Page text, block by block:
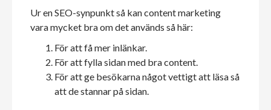
Ur en SEO-synpunkt så kan content marketing
vara mycket bra om det används så här:
För att få mer inlänkar.
För att fylla sidan med bra content.
För att ge besökarna något vettigt att läsa så
att de stannar på sidan.